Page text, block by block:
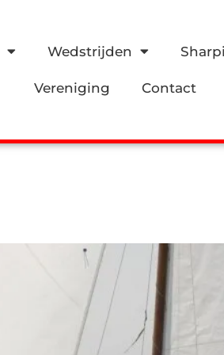
Wedstrijden
Vereniging Contact